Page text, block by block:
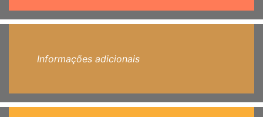
Informações adicionais